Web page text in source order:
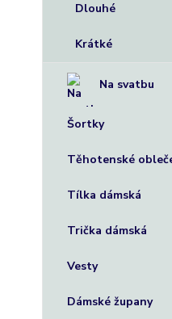
Dlouhé
Krátké
Na svatbu
Šortky
Těhotenské
Tílka dámská
Trička dámská
Vesty
Dámské župany